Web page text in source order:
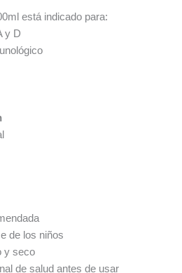
está indicado para:
y D
de los niños
y seco
de salud antes de usar